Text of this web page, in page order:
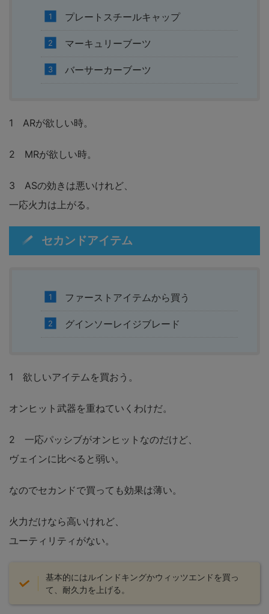
プレートスチールキャップ
マーキュリーブーツ
バーサーカーブーツ
1 ARが欲しい時。
2 MRが欲しい時。
3 ASの効きは悪いけれど、
一応火力は上がる。
セカンドアイテム
ファーストアイテムから買う
グインソーレイジブレード
1 欲しいアイテムを買おう。
オンヒット武器を重ねていくわけだ。
2 一応パッシブがオンヒットなのだけど、
ヴェインに比べると弱い。
なのでセカンドで買っても効果は薄い。
火力だけなら高いけれど、
ユーティリティがない。
基本的にはルインドキングかウィッツエンドを買っ
て、耐久力を上げる。